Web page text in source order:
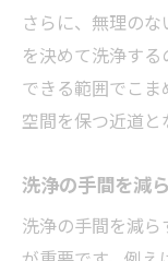
さらに、無理の
を決めて洗浄する
できる範囲でこ
空間を保つ近道と
洗浄の手間を減
洗浄の手間を減